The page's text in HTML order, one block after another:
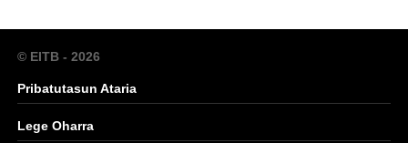
© EITB - 2026
Pribatutasun Ataria
Lege Oharra